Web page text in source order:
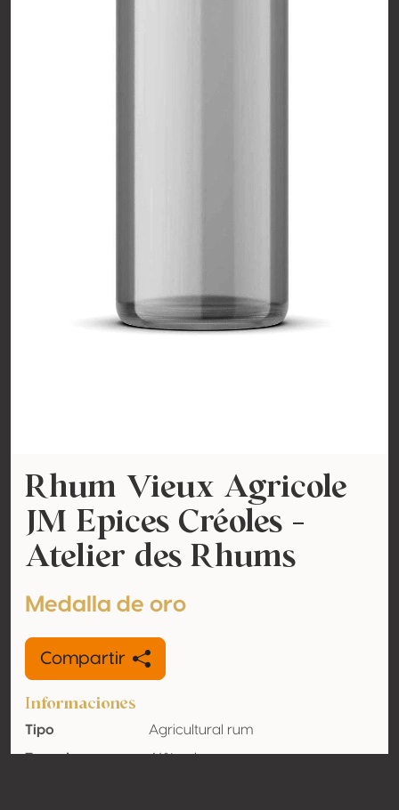
Rhum Vieux Agricole
JM Epices Créoles -
Atelier des Rhums
Medalla de oro
Compartir
Informaciones
Tipo
Agricultural rum
Tasa de
46% vol